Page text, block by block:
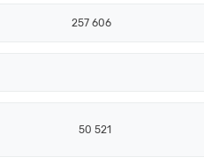
257 606
50 521